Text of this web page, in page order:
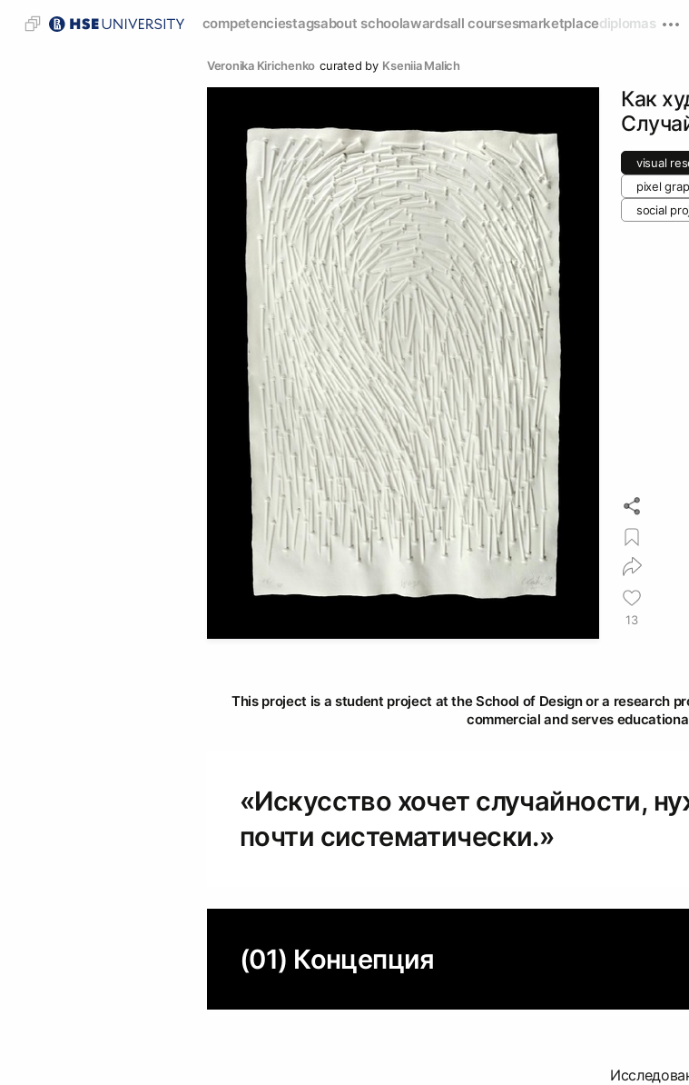
competenciestagsabout schoolawardsall coursesmarketplacediplomas
Veronika Kirichenko curated by Kseniia Malich
Как
visual
pixel
social
13
This project is a student project at the School of Design or a research
commercial and serves
«Искусство хочет случайности,
почти систематически.»
(01) Концепция